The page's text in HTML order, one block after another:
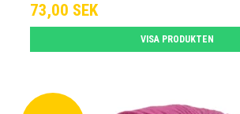
73,00 SEK
VISA PRODUKTEN